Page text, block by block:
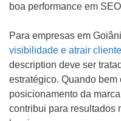
boa performance em
Para empresas em
visibilidade e atrair
description deve ser
estratégico. Quando
posicionamento da
contribui para resultados